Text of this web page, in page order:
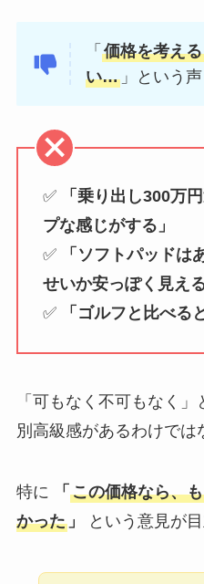
「価格を考え
い… 」という声
✅
「乗り出し300万
プな感じがする」
✅
「ソフトパッドは
せいか安っぽく見える
✅
「ゴルフと比べる
「可もなく不可もなく
別高級感があるわけでは
特に 「 この価格なら、
かった」 という意見が